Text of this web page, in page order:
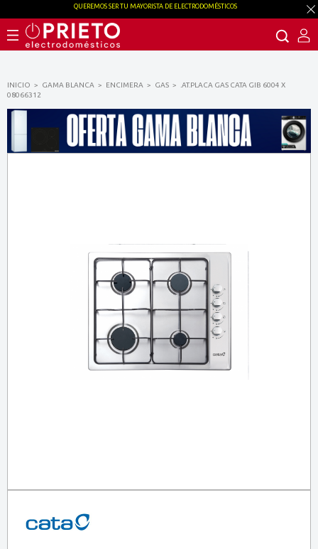
INICIO GAMA BLANCA ENCIMERA GAS
.AT.PLACA GAS CATA GIB 6004 X
08066312
QUEREMOS SER TU MAYORISTA DE ELECTRODOMÉSTICOS